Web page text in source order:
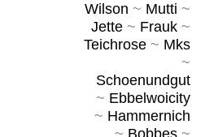
Wilson ~ Mutti ~
Jette~ Frauk~
Teichrose~ Mks
~
Schoenundgut
~ Ebbelwoicity
~ Hammernich
~ Bobbes~